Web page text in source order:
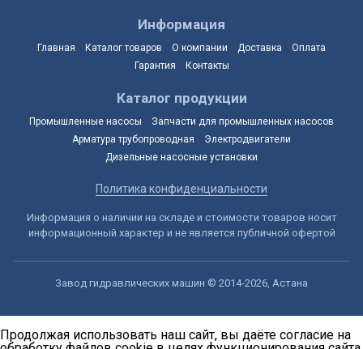
Информация
Главная Каталог товаров О компании Доставка
Оплата
Гарантия
Контакты
Каталог продукции
Промышленные насосы
Запчасти для промышленных насосов
Арматура трубопроводная
Электродвигатели
Дизельные насосные установки
Политика конфиденциальности
Информация о наличии на складе и стоимости товаров носит
информационный характер и не является публичной офертой
Завод гидравлических машин © 2014-2026, Астана
Продолжая использовать наш сайт, вы даёте согласие на